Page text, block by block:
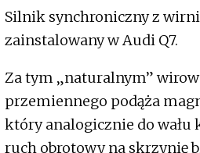
Silnik synchroniczny z
zainstalowany w Audi Q7.
Za tym „naturalnym”
przemiennego podąża
który analogicznie do wału
ruch obrotowy na skrzynię